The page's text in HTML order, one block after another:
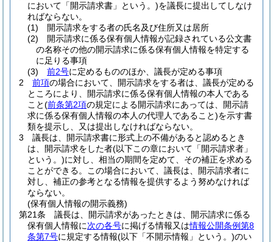
において「開示請求書」という。)を議長に提出してしなけ
ればならない。
(1)
開示請求をする者の氏名及び住所又は居所
(2)
開示請求に係る保有個人情報が記録されている公文書
の名称その他の開示請求に係る保有個人情報を特定する
に足りる事項
(3)
前2号に定めるもののほか、議長が定める事項
2
前項の場合において、開示請求をする者は、議長が定める
ところにより、開示請求に係る保有個人情報の本人である
こと(前条第2項の規定による開示請求にあっては、開示請
求に係る保有個人情報の本人の代理人であること)を示す書
類を提示し、又は提出しなければならない。
3
議長は、開示請求書に形式上の不備があると認めるとき
は、開示請求をした者(以下この章において「開示請求者」
という。)に対し、相当の期間を定めて、その補正を求める
ことができる。
この場合において、議長は、開示請求者に
対し、補正の参考となる情報を提供するよう努めなければ
ならない。
(保有個人情報の開示義務)
第21条
議長は、開示請求があったときは、開示請求に係る
保有個人情報に次の各号に掲げる情報又は情報公開条例第8
条第7号に規定する情報(以下「不開示情報」という。)のい